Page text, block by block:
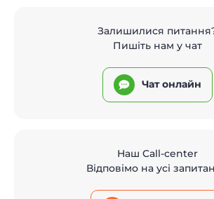
Залишилися
Пишіть нам у чат
Чат онлайн
Наш Call-center
Відповімо на усі